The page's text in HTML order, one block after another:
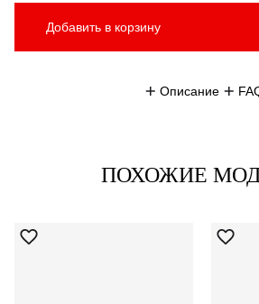
Добавить в корзину
Описание
ПОХОЖИЕ